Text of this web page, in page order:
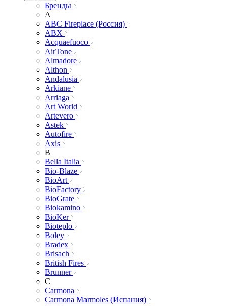
Бренды
A
ABC Fireplace (Россия)
ABX
Acquaefuoco
AirTone
Almadore
Althon
Andalusia
Arkiane
Arriaga
Art World
Artevero
Astek
Autofire
Axis
B
Bella Italia
Bio-Blaze
BioArt
BioFactory
BioGrate
Biokamino
BioKer
Bioteplo
Boley
Bradex
Brisach
British Fires
Brunner
C
Carmona
Carmona Marmoles (Испания)